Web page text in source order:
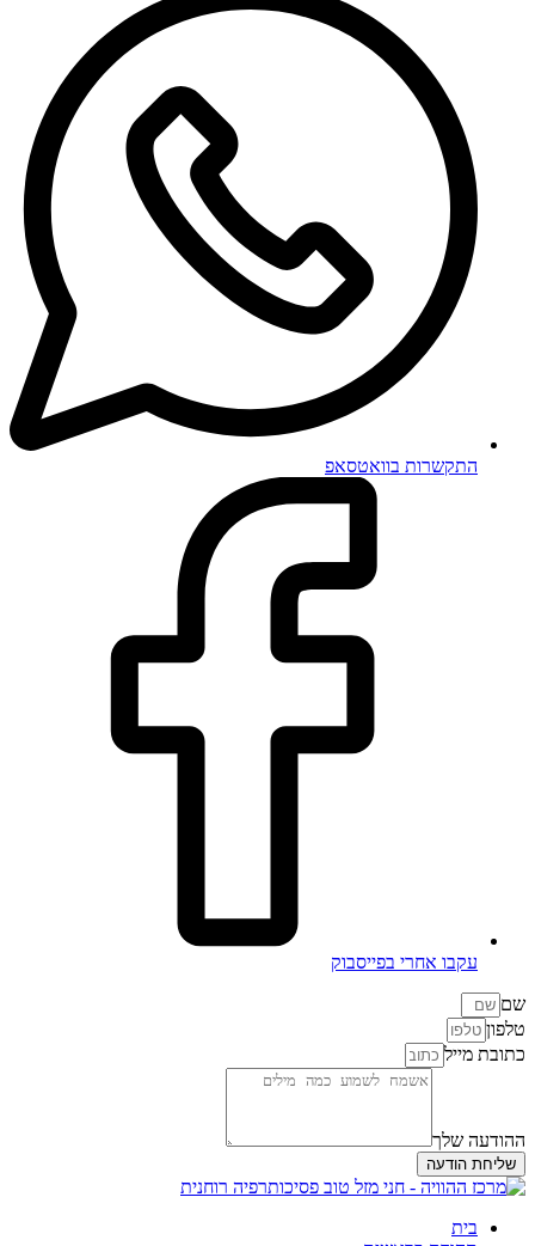
התקשרות בוואטסאפ
עקבו אחרי בפייסבוק
שם
טלפון
כתובת מייל
ההודעה שלך
שליחת הודעה
בית